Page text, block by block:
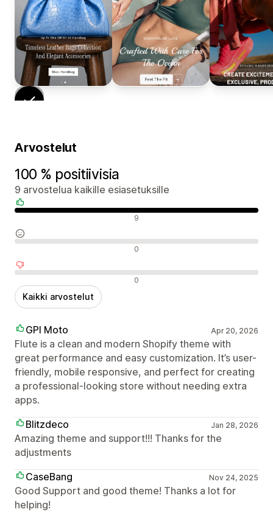
Arvostelut
100 % positiivisia
9 arvostelua kaikille esiasetuksille
9
0
0
Kaikki arvostelut
GPI Moto Apr 20, 2026
Flute is a clean and modern Shopify theme with
great performance and easy customization. It’s user-
friendly, mobile responsive, and perfect for creating
a professional-looking store without needing extra
apps.
Blitzdeco
Jan 28, 2026
Amazing theme and support!!! Thanks for the
adjustments
CaseBang
Nov 24, 2025
Good Support and good theme! Thanks a lot for
helping!